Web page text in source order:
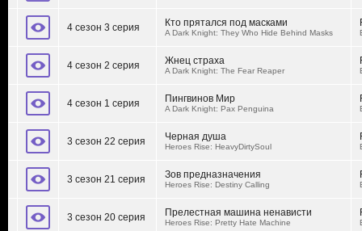
4 сезон 3 серия Кто прятался под масками
A Dark Knight: They Who Hide Behind Masks
4 сезон 2 серия Жнец страха
A Dark Knight: The Fear Reaper
4 сезон 1 серия Пингвинов Мир
A Dark Knight: Pax Penguina
3 сезон 22 серия Черная душа
Heroes Rise: HeavyDirtySoul
3 сезон 21 серия Зов предназначения
Heroes Rise: Destiny Calling
3 сезон 20 серия Прелестная машина ненависти
Heroes Rise: Pretty Hate Machine